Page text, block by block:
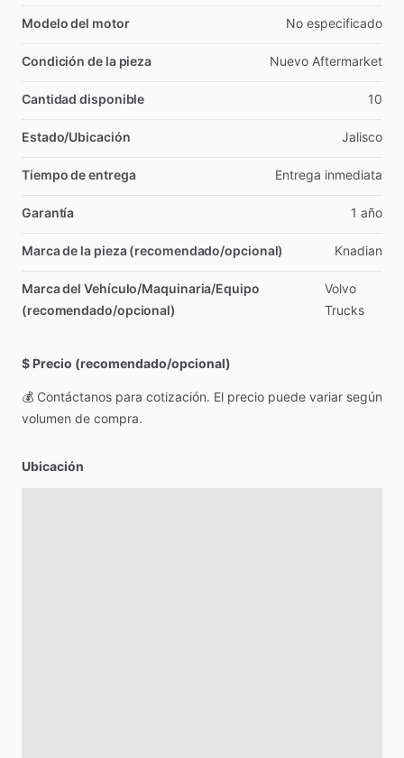
Modelo del motor No especificado
Condición de la pieza Nuevo Aftermarket
Cantidad disponible 10
Estado/Ubicación Jalisco
Tiempo de entrega Entrega inmediata
Garantía 1 año
Marca de la pieza (recomendado/opcional) Knadian
Marca del Vehículo/Maquinaria/Equipo
(recomendado/opcional)
Volvo
Trucks
$ Precio (recomendado/opcional)
💰 Contáctanos para cotización. El precio puede variar según
volumen de compra.
Ubicación